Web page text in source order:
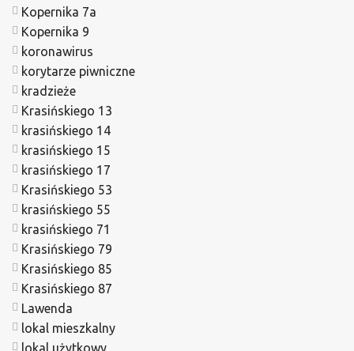
Kopernika 7a
Kopernika 9
koronawirus
korytarze piwniczne
kradzieże
Krasińskiego 13
krasińskiego 14
krasińskiego 15
krasińskiego 17
Krasińskiego 53
krasińskiego 55
krasińskiego 71
Krasińskiego 79
Krasińskiego 85
Krasińskiego 87
Lawenda
lokal mieszkalny
lokal użytkowy